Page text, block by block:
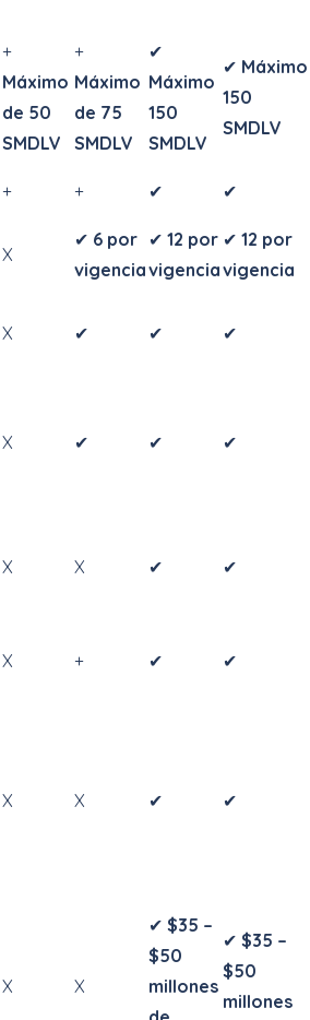
+
Máximo
de 50
SMDLV
+
Máximo
de 75
SMDLV
✔
Máximo
150
SMDLV
✔ Máximo
150
SMDLV
+ + ✔ ✔
X
✔ 6 por
vigencia
✔ 12 por
vigencia
✔ 12 por
vigencia
X ✔ ✔ ✔
X ✔ ✔ ✔
X X ✔ ✔
X + ✔ ✔
X X ✔ ✔
X X
✔ $35 –
$50
millones
✔ $35 –
$50
millones